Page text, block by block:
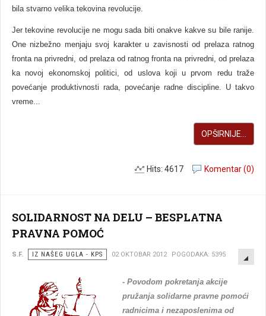
bila stvarno velika tekovina revolucije.
Jer tekovine revolucije ne mogu sada biti onakve kakve su bile ranije.
One nizbežno menjaju svoj karakter u zavisnosti od prelaza ratnog
fronta na privredni, od prelaza od ratnog fronta na privredni, od prelaza
ka novoj ekonomskoj politici, od uslova koji u prvom redu traže
povećanje produktivnosti rada, povećanje radne discipline. U takvo
vreme...
OPŠIRNIJE...
Komentar (0)
Hits: 4617
SOLIDARNOST NA DELU – BESPLATNA
PRAVNA POMOĆ
S.F. IZ NAŠEG UGLA - KPS 02 OKTOBAR 2012 POGODAKA: 5395
- Povodom pokretanja akcije
pružanja solidarne pravne pomoći
radnicima i nezaposlenima od